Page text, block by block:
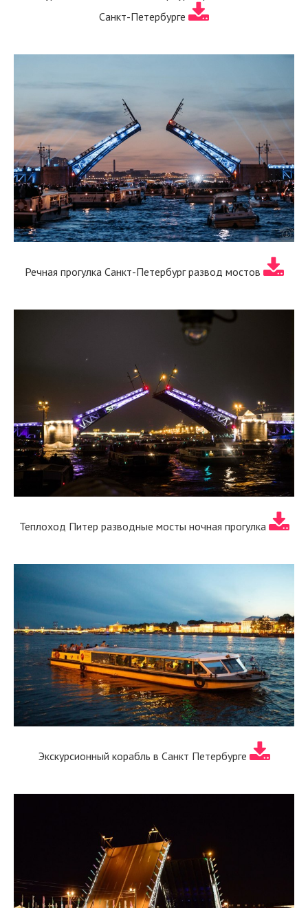
Санкт-Петербурге
Речная прогулка Санкт-Петербург развод мостов
Теплоход Питер разводные мосты ночная прогулка
Экскурсионный корабль в Санкт Петербурге